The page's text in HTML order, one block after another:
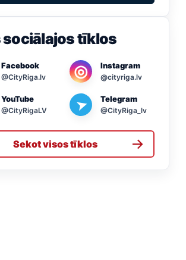
sociālajos tīklos
Facebook
@CityRiga.lv ◎ Instagram
@cityriga.lv
YouTube
@CityRigaLV ➤ Telegram
@CityRiga_lv
Sekot visos tīklos →